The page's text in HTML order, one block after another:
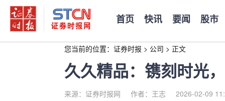
首页 快讯 要闻 股市
您当前的位置： 证券时报 > 公司 > 正文
久久精品：镌刻时光
来源：证券时报网 作者：王志 2026-02-09